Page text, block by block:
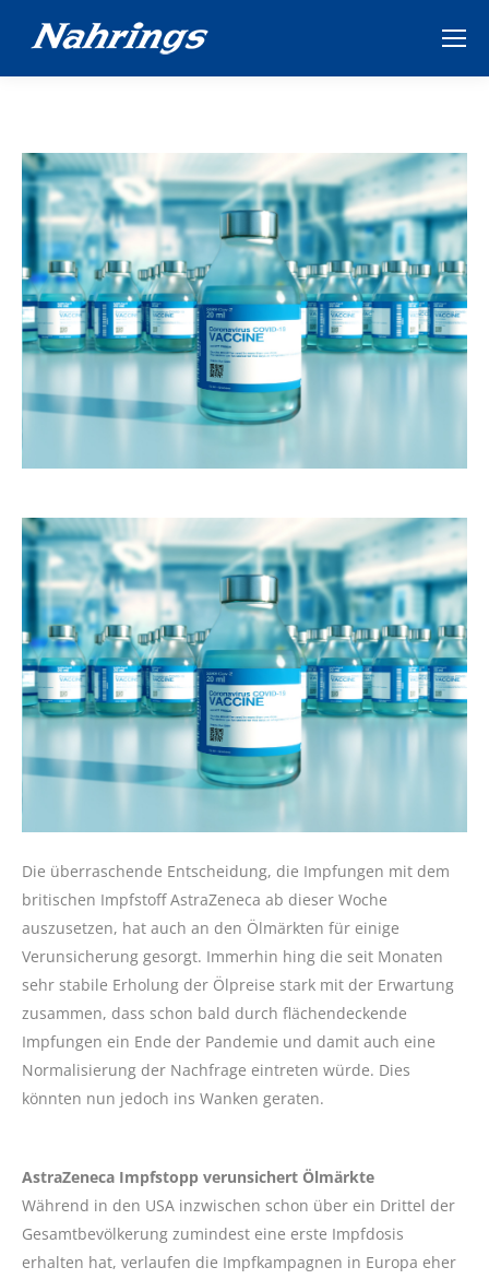
Die überraschende Entscheidung, die Impfungen mit dem
britischen Impfstoff AstraZeneca ab dieser Woche
auszusetzen, hat auch an den Ölmärkten für einige
Verunsicherung gesorgt. Immerhin hing die seit Monaten
sehr stabile Erholung der Ölpreise stark mit der Erwartung
zusammen, dass schon bald durch flächendeckende
Impfungen ein Ende der Pandemie und damit auch eine
Normalisierung der Nachfrage eintreten würde. Dies
könnten nun jedoch ins Wanken geraten.
AstraZeneca Impfstopp verunsichert Ölmärkte
Während in den USA inzwischen schon über ein Drittel der
Gesamtbevölkerung zumindest eine erste Impfdosis
erhalten hat, verlaufen die Impfkampagnen in Europa eher